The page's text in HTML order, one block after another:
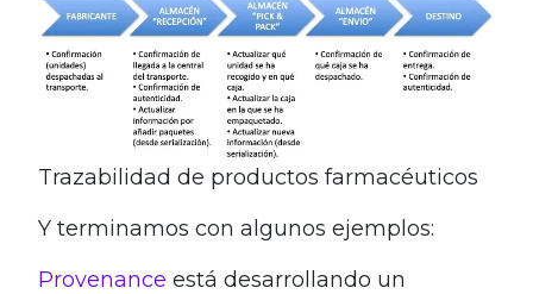
Trazabilidad de productos farmacéuticos
Y terminamos con algunos ejemplos:
Provenance está desarrollando un